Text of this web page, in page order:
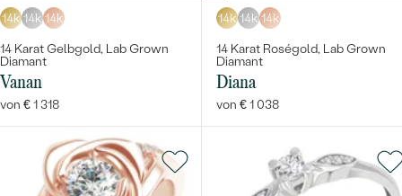
14k 14k 14k
14 Karat Gelbgold, Lab Grown
Diamant
Vanan
von € 1 318
14k 14k 14k
14 Karat Roségold, Lab Grown
Diamant
Diana
von € 1 038